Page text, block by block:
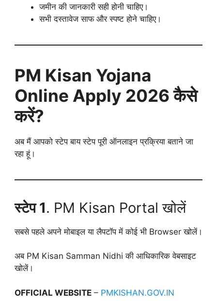
जमीन की जानकारी सही होनी चाहिए।
सभी दस्तावेज साफ और स्पष्ट होने चाहिए।
PM Kisan Yojana
Online Apply 2026 कैसे
करें?
अब मैं आपको स्टेप बाय स्टेप पूरी ऑनलाइन प्रक्रिया बताने जा
रहा हूं।
स्टेप 1. PM Kisan Portal खोलें
सबसे पहले अपने मोबाइल या लैपटॉप में कोई भी Browser खोलें।
अब PM Kisan Samman Nidhi की आधिकारिक वेबसाइट
खोलें।
OFFICIAL WEBSITE – PMKISHAN.GOV.IN